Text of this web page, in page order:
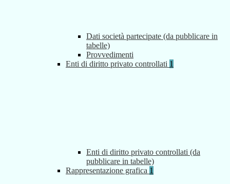
Dati società partecipate (da pubblicare in
tabelle)
Provvedimenti
Enti di diritto privato controllati 1
Enti di diritto privato controllati (da
pubblicare in tabelle)
Rappresentazione grafica 1